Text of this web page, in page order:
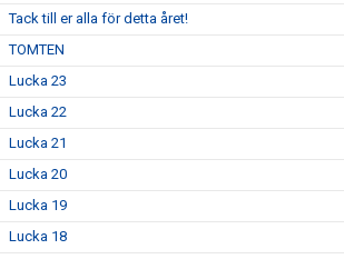
Tack till er alla för detta året!
TOMTEN
Lucka 23
Lucka 22
Lucka 21
Lucka 20
Lucka 19
Lucka 18